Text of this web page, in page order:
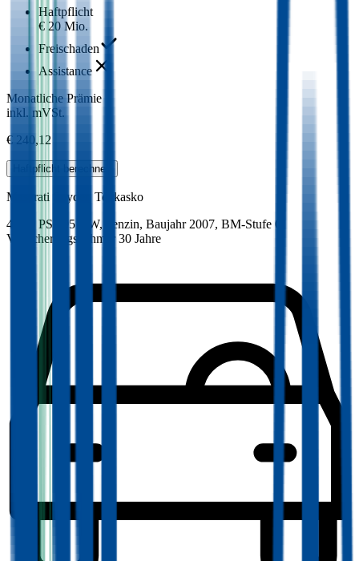
Haftpflicht
€ 20 Mio.
Freischaden
Assistance
Monatliche Prämie
inkl. mVSt.
€ 240,12
Haftpflicht berechnen
Maserati Spyder, Teilkasko
400.9 PS/295 KW, benzin, Baujahr 2007, BM-Stufe 0
Versicherungsnehmer 30 Jahre